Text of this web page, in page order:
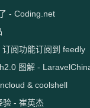
- Coding.net
阅功能订阅到 feedly
图解 -
& coolshell
验 - 崔英杰